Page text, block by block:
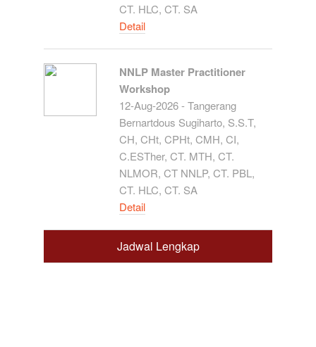
CT. HLC, CT. SA
Detail
NNLP Master Practitioner
Workshop
12-Aug-2026 - Tangerang
Bernartdous Sugiharto, S.S.T,
CH, CHt, CPHt, CMH, CI,
C.ESTher, CT. MTH, CT.
NLMOR, CT NNLP, CT. PBL,
CT. HLC, CT. SA
Detail
Jadwal Lengkap